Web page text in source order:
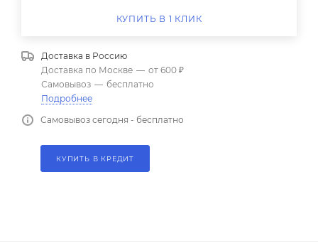
КУПИТЬ В 1 КЛИК
Доставка в Россию
Доставка по Москве — от 600 ₽
Самовывоз — бесплатно
Подробнее
Самовывоз сегодня - бесплатно
КУПИТЬ В КРЕДИТ